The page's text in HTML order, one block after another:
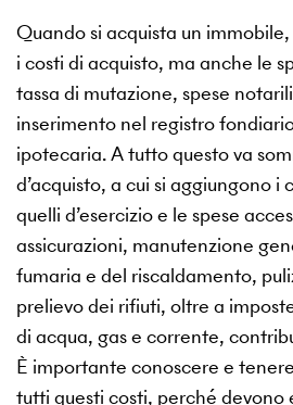
Quando si acquista un
i costi di acquisto, ma anche le
tassa di mutazione, spese
inserimento nel registro
ipotecaria. A tutto questo va
d’acquisto, a cui si aggiungono
quelli d’esercizio e le spese
assicurazioni, manutenzione
fumaria e del riscaldamento,
prelievo dei rifiuti, oltre a
di acqua, gas e corrente,
È importante conoscere e
tutti questi costi, perché devono